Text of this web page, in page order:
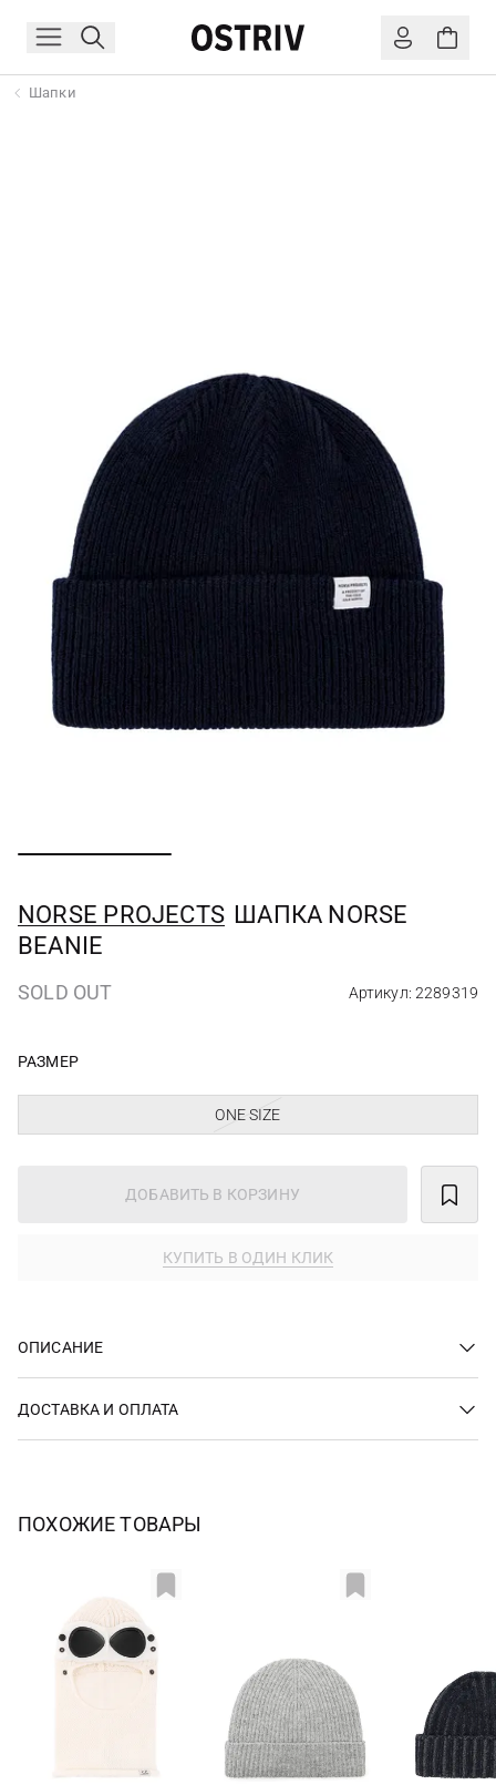
Шапки
NORSE PROJECTS ШАПКА NORSE
BEANIE
SOLD OUT Артикул: 2289319
РАЗМЕР
ONE SIZE
ДОБАВИТЬ В КОРЗИНУ
КУПИТЬ В ОДИН КЛИК
ОПИСАНИЕ
ДОСТАВКА И ОПЛАТА
ПОХОЖИЕ ТОВАРЫ